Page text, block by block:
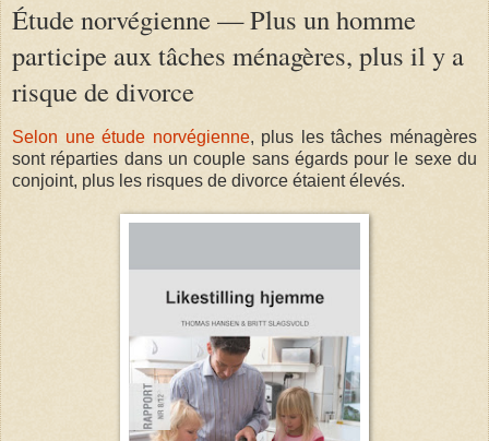
Étude norvégienne — Plus un homme
participe aux tâches ménagères, plus il y a
risque de divorce
Selon une étude norvégienne, plus les tâches ménagères
sont réparties dans un couple sans égards pour le sexe du
conjoint, plus les risques de divorce étaient élevés.